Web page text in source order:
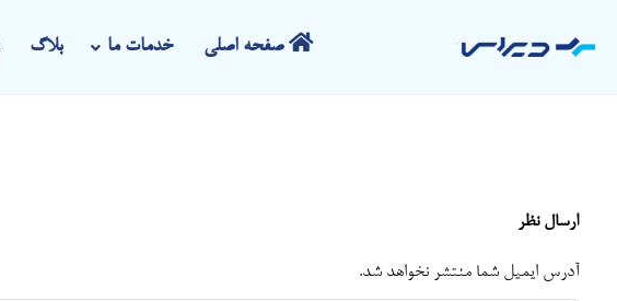
صفحه اصلی خدمات ما بلاگ
ارسال نظر
آدرس ایمیل شما منتشر نخواهد شد.